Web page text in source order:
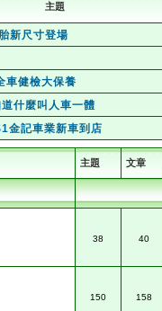
主題
新尺寸登場
健檢大保養
什麼叫人車一體
記車業新車到店
主題 文章
38 40
150 158